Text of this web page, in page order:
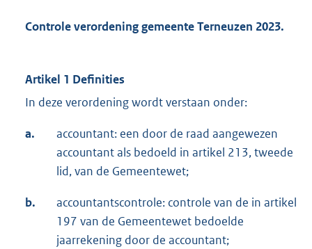
Controle verordening gemeente Terneuzen 2023.
Artikel 1 Definities
In deze verordening wordt verstaan onder:
a.
accountant: een door de raad aangewezen
accountant als bedoeld in artikel 213, tweede
lid, van de Gemeentewet;
b.
accountantscontrole: controle van de in artikel
197 van de Gemeentewet bedoelde
jaarrekening door de accountant;